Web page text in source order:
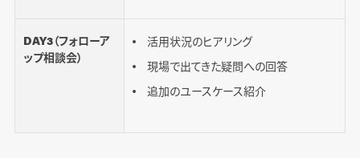
DAY3（フォローア
ップ相談会）
活用状況のヒアリング
現場で出てきた疑問への回答
追加のユースケース紹介